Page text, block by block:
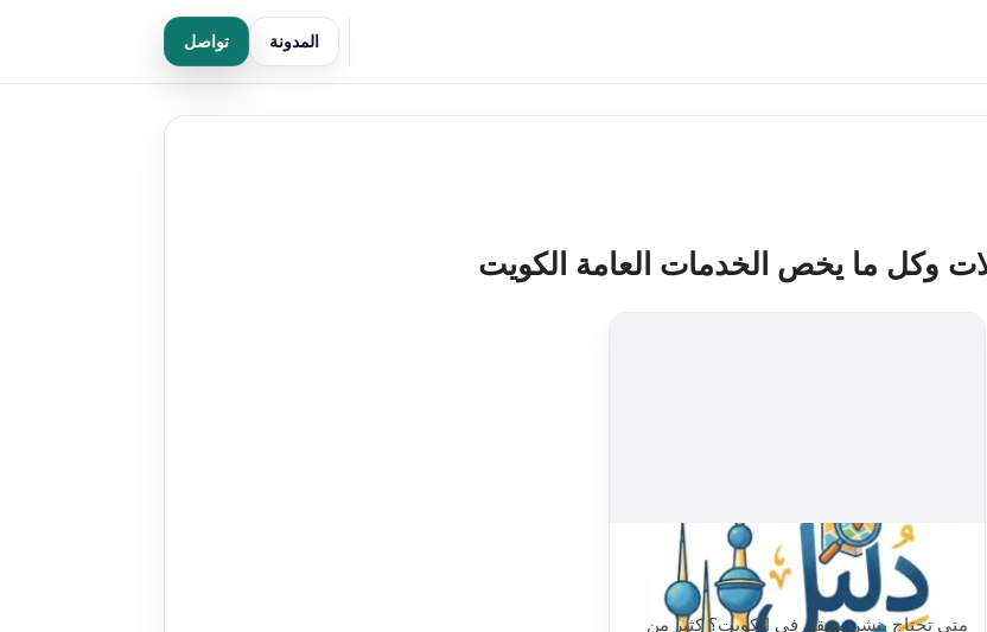
المدونة تواصل
وكل ما يخص الخدمات العامة الكويت
مشاكل الاطارات وإشارات بسيطة
قبل ما تتعطل بالطريق
متى تحتاج بنشر متنقل في الكويت؟ كثير من